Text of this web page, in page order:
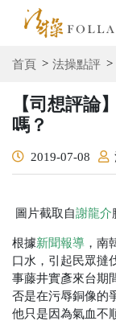
首頁 法操點評
【司想評論
嗎？
2019-07-08
圖片截取自謝龍介
根據新聞報導 ，南
口水，引起民眾撻
事藤井實彥來台期
否是在污辱銅像的
他只是因為氣血不